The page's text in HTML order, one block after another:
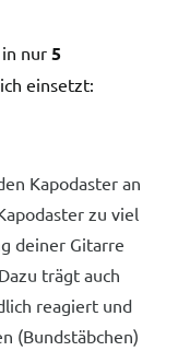
nur 5
einsetzt:
Kapodaster an
zu viel
deiner Gitarre
trägt auch
reagiert und
(Bundstäbchen)